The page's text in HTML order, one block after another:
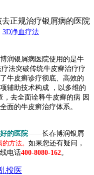
正规治疗银屑病的医院
3D净血疗法
银屑病医院使用的是牛
法突破传统牛皮癣治疗疗
牛皮癣诊疗彻底、高效的
辅助技术构成 ，以多维的
，去全面诠释牛皮癣的病 因
面的牛皮癣治疗体系。
的医院——长春博润银屑
方法。 如果您还有疑问，
电话400-8080-162。
投医